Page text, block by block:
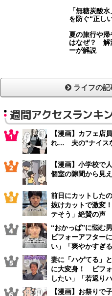
「無糖炭酸
を防ぐ“正し
夏の旅行や
はなぜ？ 解
ーが解説
ライフの
週間アクセスランキ
【漫画】カフェ店
れ… 夫の“ナイス
【漫画】小学校
個室の隙間から見
前日にカットした
抜けカットで激変
テそう」絶賛の声
“おかっぱ”に悩む
ビフォーアフター
い」「爽やかすぎ
妻に「ハゲてる」
に大変身！ ビフ
したい」「若返り
【漫画】お祭りで